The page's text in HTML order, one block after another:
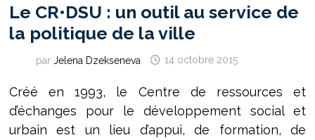
Le CR•DSU : un outil au service de
la politique de la ville
par Jelena Dzekseneva 14 octobre 2015
Créé en 1993, le Centre de ressources et
d’échanges pour le développement social et
urbain est un lieu d’appui, de formation, de